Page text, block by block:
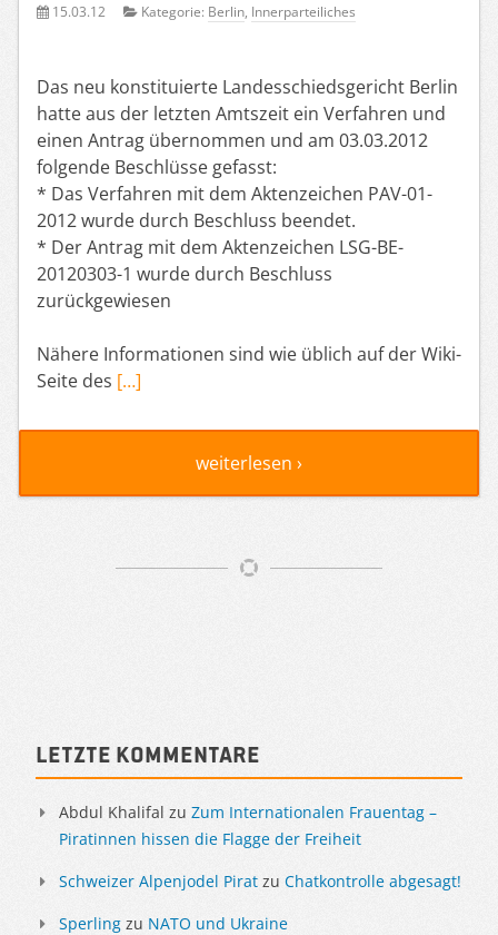
15.03.12 Kategorie: Berlin, Innerparteiliches
Das neu konstituierte Landesschiedsgericht Berlin
hatte aus der letzten Amtszeit ein Verfahren und
einen Antrag übernommen und am 03.03.2012
folgende Beschlüsse gefasst:
* Das Verfahren mit dem Aktenzeichen PAV-01-
2012 wurde durch Beschluss beendet.
* Der Antrag mit dem Aktenzeichen LSG-BE-
20120303-1 wurde durch Beschluss
zurückgewiesen
Nähere Informationen sind wie üblich auf der Wiki-
Seite des […]
weiterlesen ›
Sidebar
Letzte Kommentare
Abdul Khalifal zu Zum Internationalen Frauentag –
Piratinnen hissen die Flagge der Freiheit
Schweizer Alpenjodel Pirat zu Chatkontrolle abgesagt!
Sperling zu NATO und Ukraine